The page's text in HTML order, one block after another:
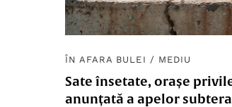
ÎN AFARA BULEI / MEDIU
Sate însetate, orașe
anunțată a apelor